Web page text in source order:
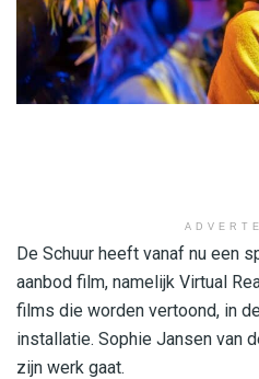
De Schuur heeft vanaf nu een
aanbod film, namelijk Virtual
films die worden vertoond, in
installatie. Sophie Jansen van
zijn werk gaat.